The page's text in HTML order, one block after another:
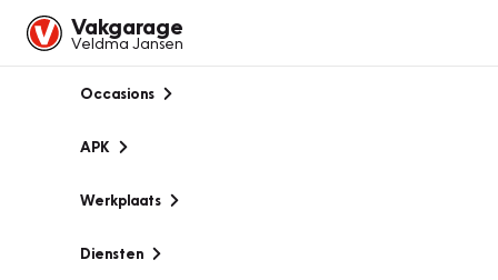
Vakgarage
Veldma Jansen
Occasions
APK
Werkplaats
Diensten